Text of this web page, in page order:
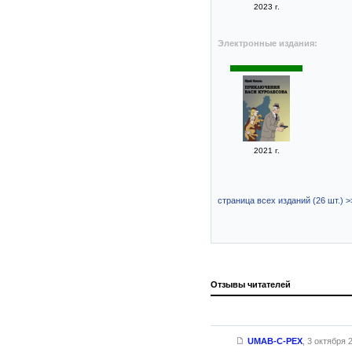
2023 г.
Электронные издания:
2021 г.
страница всех изданий (26 шт.)
Отзывы читателей
UMAB-C-PEX, 3 октября